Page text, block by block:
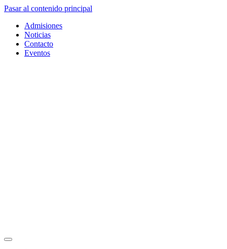
Pasar al contenido principal
Admisiones
Noticias
Contacto
Eventos